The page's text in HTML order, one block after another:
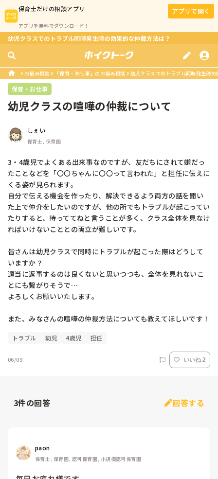
保育士だけの相談アプリ
アプリを無料でダウンロード！
アプリで開く
幼児クラスでのトラブル同時発生時の効果的な仲裁方法は？
お悩み相談 「保育・お仕事」のお悩み相談 幼児クラスでのトラブル同時発生時
保育・お仕事
幼児クラスの喧嘩の仲裁について
しぇい
保育士, 保育園
3・4歳児でよくある出来事なのですが、友だちにされて嫌だっ
たことなどを「〇〇ちゃんに〇〇って言われた」と担任に伝えに
くる姿が見られます。
自分で伝える機会を作ったり、解決できるよう両方の話を聞い
た上で仲介をしたいのですが、他の所でもトラブルが起こってい
たりすると、待っててねと言うことが多く、クラス全体を見なけ
ればいけないこととの両立が難しいです。
皆さんは幼児クラスで同時にトラブルが起こった際はどうして
いますか？
適当に返事するのは良くないと思いつつも、全体を見れないこ
とにも繋がりそうで…
よろしくお願いいたします。
また、みなさんの喧嘩の仲裁方法についても教えてほしいです！
トラブル 幼児 4歳児 担任
06/09 いいね 2
3件の回答 回答する
paon
保育士, 保育園, 認可保育園, 小規模認可保育園